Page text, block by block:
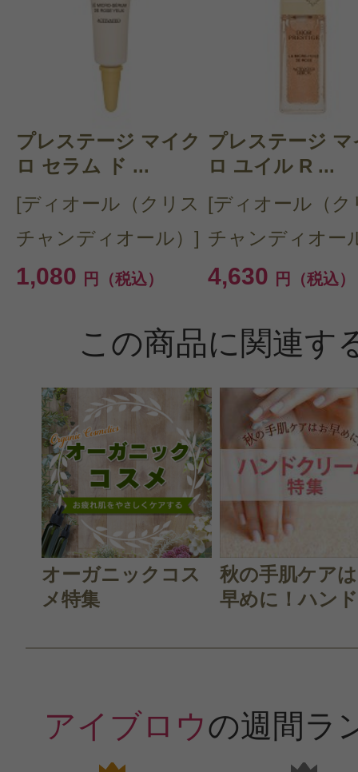
プレステージ マイク
ロ セラム ド ...
[ディオール（クリス
チャンディオール）]
1,080 円（税込）
プレステージ マ
ロ ユイル R ...
[ディオール（ク
チャンディオー
4,630 円（税込）
この商品に関連す
オーガニックコス
メ特集
秋の手肌ケア
早めに！ハン
アイブロウの週間ラ